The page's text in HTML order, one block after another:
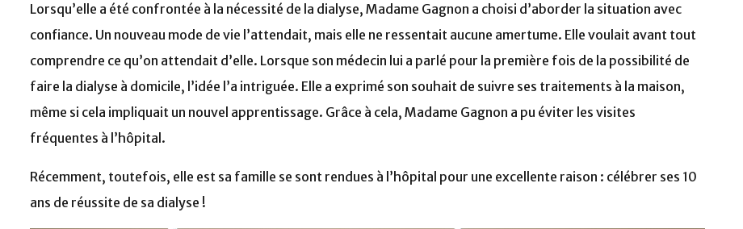
Lorsqu’elle a été confrontée à la nécessité de la dialyse, Madame Gagnon a choisi d’aborder la situation avec
confiance. Un nouveau mode de vie l’attendait, mais elle ne ressentait aucune amertume. Elle voulait avant tout
comprendre ce qu’on attendait d’elle. Lorsque son médecin lui a parlé pour la première fois de la possibilité de
faire la dialyse à domicile, l’idée l’a intriguée. Elle a exprimé son souhait de suivre ses traitements à la maison,
même si cela impliquait un nouvel apprentissage. Grâce à cela, Madame Gagnon a pu éviter les visites
fréquentes à l’hôpital.
Récemment, toutefois, elle est sa famille se sont rendues à l’hôpital pour une excellente raison : célébrer ses 10
ans de réussite de sa dialyse !